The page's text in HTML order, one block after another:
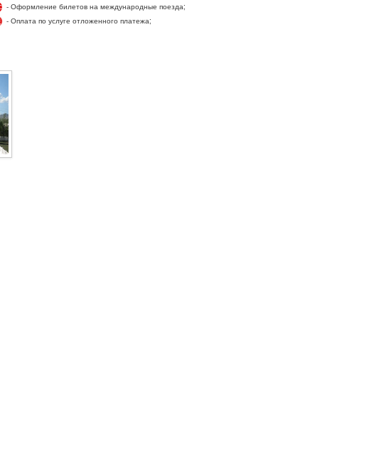
- Оформление билетов на международные поезда;
- Оплата по услуге отложенного платежа;